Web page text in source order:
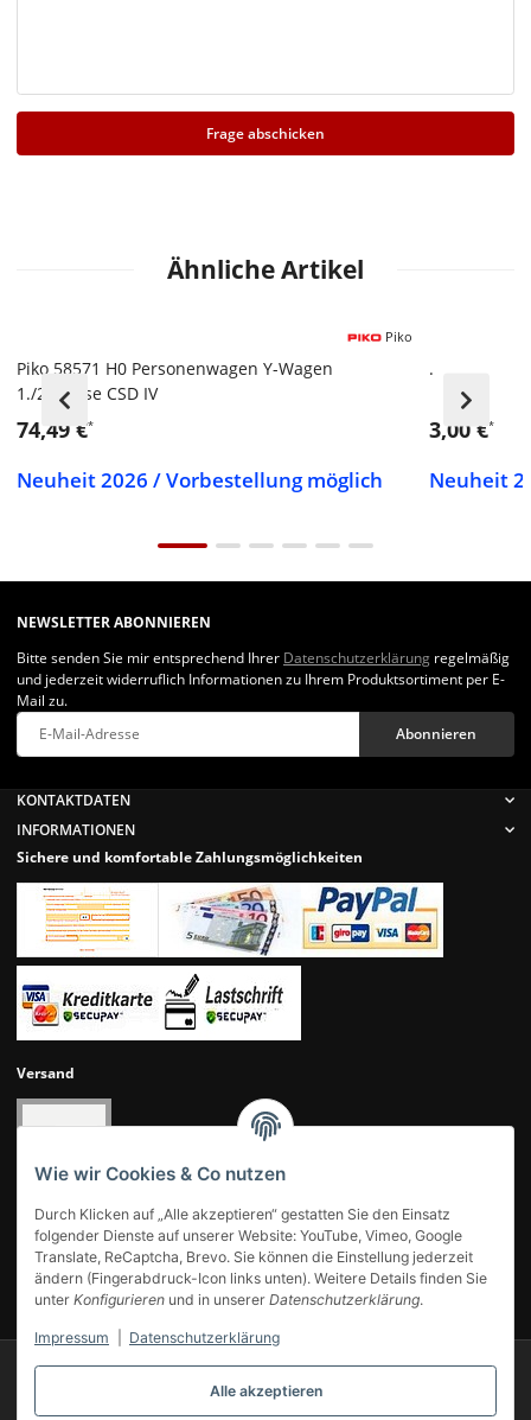
Alle akzeptieren
Wie wir Cookies & Co nutzen
Durch Klicken auf „Alle akzeptieren“ gestatten Sie den Einsatz
folgender Dienste auf unserer Website: YouTube, Vimeo, Google
Translate, ReCaptcha, Brevo. Sie können die Einstellung jederzeit
ändern (Fingerabdruck-Icon links unten). Weitere Details finden Sie
unter Konfigurieren und in unserer Datenschutzerklärung.
Impressum Datenschutzerklärung
Frage abschicken
Ähnliche Artikel
Piko 58571 H0 Personenwagen Y-Wagen
1./2.Klasse CSD IV
74,49 €*
Neuheit 2026 / Vorbestellung möglich
Piko
.
3,00 €*
Neuheit
KONTAKTDATEN
INFORMATIONEN
Sichere und komfortable Zahlungsmöglichkeiten
Versand
UNSERE KUNDENBEWERTUNGEN
NEWSLETTER ABONNIEREN
Bitte senden Sie mir entsprechend Ihrer Datenschutzerklärung regelmäßig
und jederzeit widerruflich Informationen zu Ihrem Produktsortiment per E-
Mail zu.
Abonnieren
© 2007-2025 Modellbahn Voigt
Besucherzähler: 14031243
Powered byJTL-Shop